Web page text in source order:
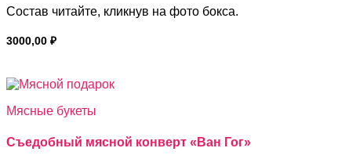
Состав читайте, кликнув на фото бокса.
3000,00 ₽
Мясные букеты
Съедобный мясной конверт «Ван Гог»